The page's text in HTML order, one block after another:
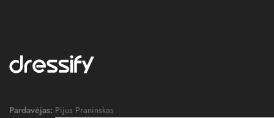
Pardavėjas: Pijus Praninskas